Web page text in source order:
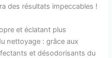
des résultats impeccables !
et éclatant plus
nettoyage : grâce aux
et désodorisants du